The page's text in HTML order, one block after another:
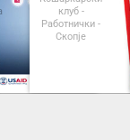
клуб -
Работнички -
Скопје